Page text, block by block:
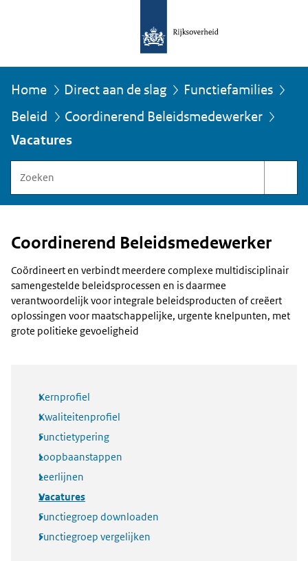
U
bevindt
hier:
Home Direct aan de slag
Functiefamilies
Beleid
Coordinerend Beleidsmedewerker
Vacatures
binnen
Functiegebouw
Coordinerend Beleidsmedewerker
Coördineert en verbindt meerdere complexe multidisciplinair
samengestelde beleidsprocessen en is daarmee
verantwoordelijk voor integrale beleidsproducten of creëert
oplossingen voor maatschappelijke, urgente knelpunten, met
grote politieke gevoeligheid
Kernprofiel
Kwaliteitenprofiel
Functietypering
Loopbaanstappen
Leerlijnen
Vacatures
Functiegroep downloaden
Functiegroep vergelijken